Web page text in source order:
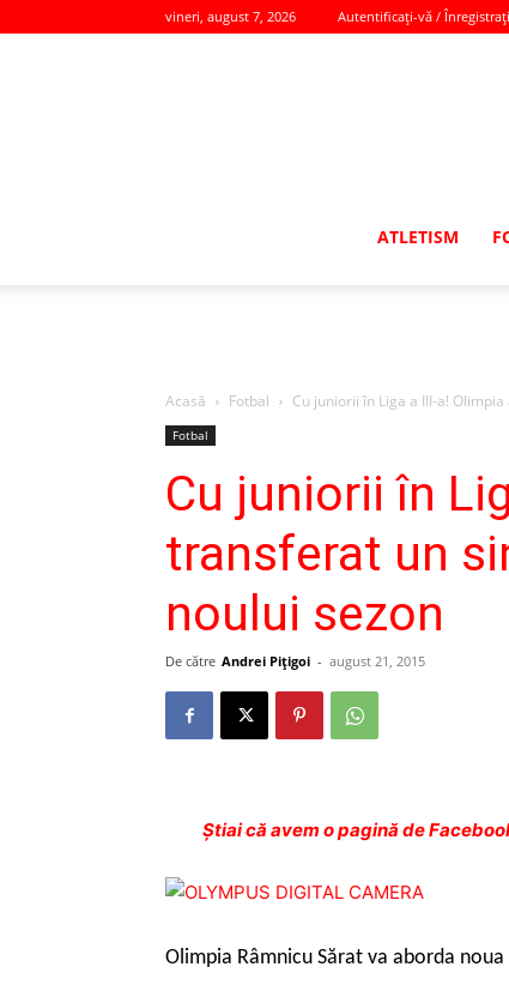
vineri, august 7, 2026 Autentificați-vă /
ATLETISM
Acasă Fotbal Cu juniorii în Liga a III-a!
Fotbal
Cu juniorii în
transferat un
noului sezon
De către Andrei Pițigoi - august 21, 2015
Ştiai că avem o pagină de
Olimpia Râmnicu Sărat va aborda